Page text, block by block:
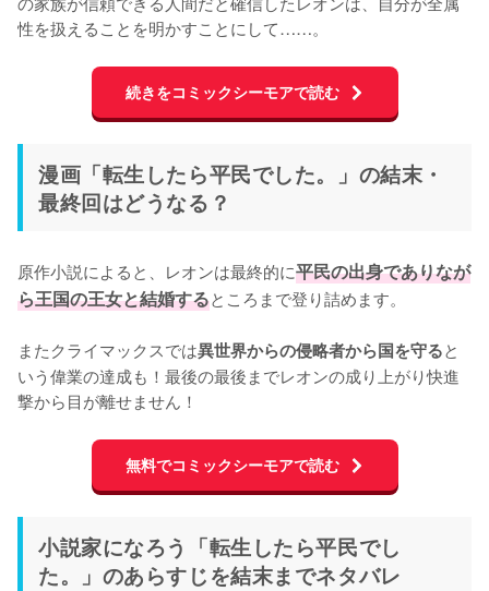
性を扱えることを明かすことにして……。
続きをコミックシーモアで読む
漫画「転生したら平民でした。」の結末・
最終回はどうなる？
原作小説によると、レオンは最終的に平民の出身でありなが
ら王国の王女と結婚するところまで登り詰めます。
またクライマックスでは異世界からの侵略者から国を守ると
いう偉業の達成も！最後の最後までレオンの成り上がり快進
撃から目が離せません！
無料でコミックシーモアで読む
小説家になろう「転生したら平民でし
た。」のあらすじを結末までネタバレ